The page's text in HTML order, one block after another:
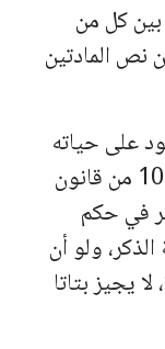
كل من
نص المادتين
على حياته
من قانون
في حكم
ولو أن
يجيز بتاتا